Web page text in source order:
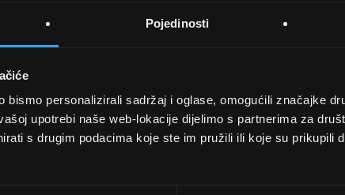
Pojedinosti
bismo personalizirali sadržaj i oglase, omogućili značajke
upotrebi naše web-lokacije dijelimo s partnerima za
s drugim podacima koje ste im pružili ili koje su prikupili
UVJETI KUPNJE
Opći uvjeti poslovanja